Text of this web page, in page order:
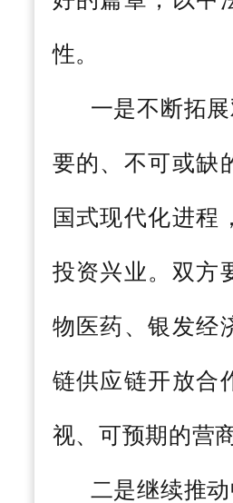
性。
一是不断拓
要的、不可或缺
国式现代化进程
投资兴业。双方
物医药、银发经
链供应链开放合
视、可预期的营
二是继续推